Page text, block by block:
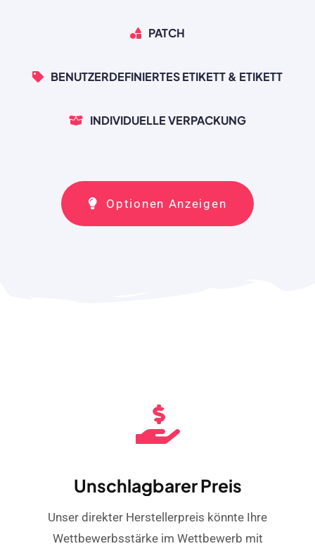
PATCH
BENUTZERDEFINIERTES ETIKETT & ETIKETT
INDIVIDUELLE VERPACKUNG
Optionen Anzeigen
Unschlagbarer Preis
Unser direkter Herstellerpreis könnte Ihre
Wettbewerbsstärke im Wettbewerb mit